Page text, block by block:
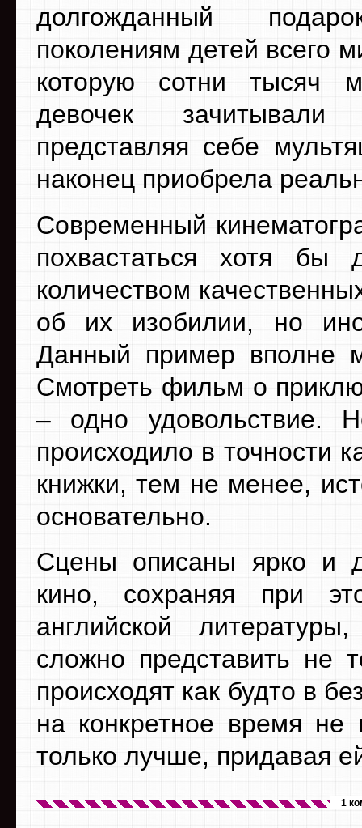
долгожданный
поколениям детей всего
которую сотни тысяч
девочек
представляя себе
наконец приобрела
Современный
похвастаться хотя бы
количеством
об их изобилии, но
Данный пример вполне
Смотреть фильм о
– одно удовольствие.
происходило в точности
книжки, тем не менее,
основательно.
Сцены описаны ярко и
кино, сохраняя при
английской
сложно представить не
происходят как будто в
на конкретное время не
только лучше, придавая
1